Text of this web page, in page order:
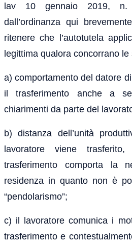
lav 10 gennaio 2019, n.
dall’ordinanza qui
ritenere che l’autotutela
legittima qualora concorrano
a) comportamento del datore
il trasferimento anche a
chiarimenti da parte del
b) distanza dell’unità
lavoratore viene
trasferimento comporta la
residenza in quanto non è
“pendolarismo”;
c) il lavoratore comunica i
trasferimento e